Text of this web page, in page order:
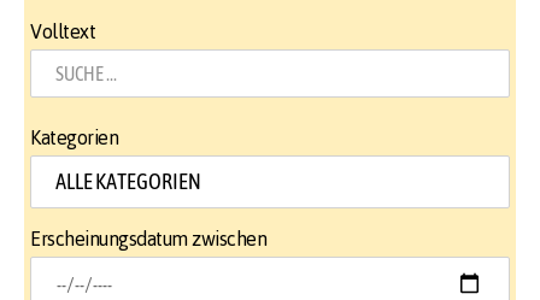
Volltext
Kategorien
Erscheinungsdatum zwischen